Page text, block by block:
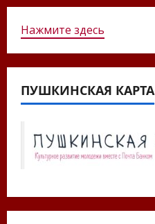
Нажмите здесь
ПУШКИНСКАЯ КАРТА